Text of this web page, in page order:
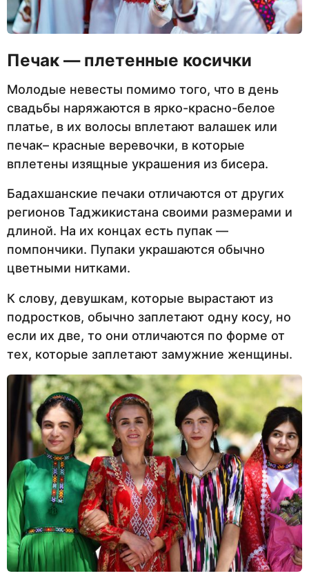
Печак — плетенные косички
Молодые невесты помимо того, что в день
свадьбы наряжаются в ярко-красно-белое
платье, в их волосы вплетают валашек или
печак– красные веревочки, в которые
вплетены изящные украшения из бисера.
Бадахшанские печаки отличаются от других
регионов Таджикистана своими размерами и
длиной. На их концах есть пупак —
помпончики. Пупаки украшаются обычно
цветными нитками.
К слову, девушкам, которые вырастают из
подростков, обычно заплетают одну косу, но
если их две, то они отличаются по форме от
тех, которые заплетают замужние женщины.